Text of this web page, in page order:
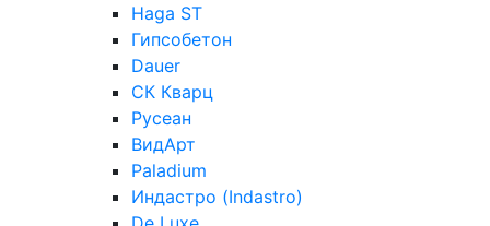
Haga ST
Гипсобетон
Dauer
СК Кварц
Русеан
ВидАрт
Paladium
Индастро (Indastro)